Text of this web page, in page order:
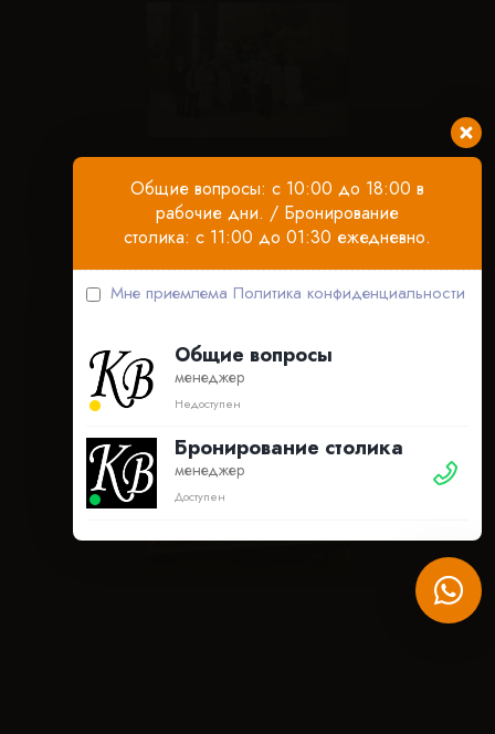
Общие вопросы: с 10:00 до 18:00 в
рабочие дни. / Бронирование
столика: с 11:00 до 01:30 ежедневно.
Мне приемлема Политика конфиденциальности
Общие вопросы
менеджер
Недоступен
Бронирование столика
менеджер
Доступен